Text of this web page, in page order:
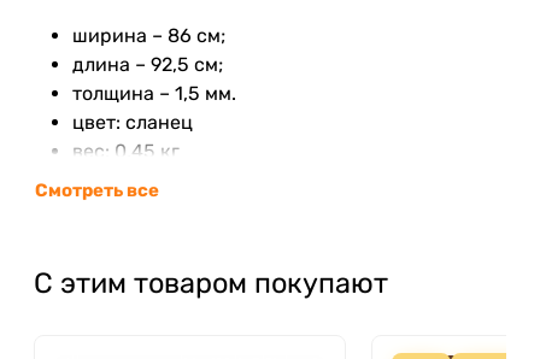
ширина – 86 см;
длина – 92,5 см;
толщина – 1,5 мм.
цвет: сланец
вес: 0,45 кг
Покупка покрывающего фартука незначительно
компенсируются качественной гидроизоляцией
Смотреть все
С этим товаром покупают